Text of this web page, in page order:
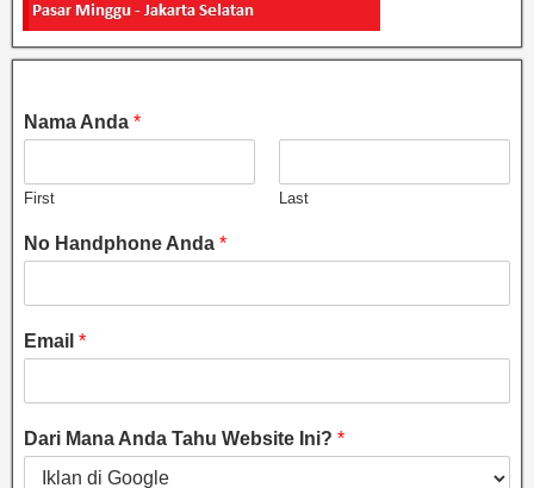
Nama Anda *
First Last
No Handphone Anda *
Email *
Dari Mana Anda Tahu Website Ini? *